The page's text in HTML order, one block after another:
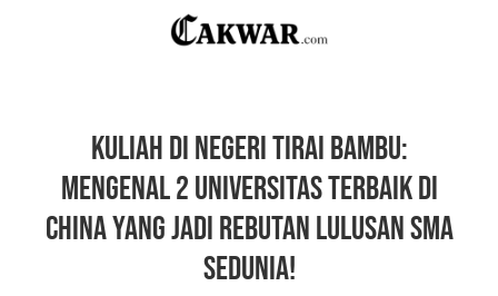
Kuliah di Negeri Tirai Bambu:
Mengenal 2 Universitas Terbaik di
China yang Jadi Rebutan Lulusan SMA
Sedunia!